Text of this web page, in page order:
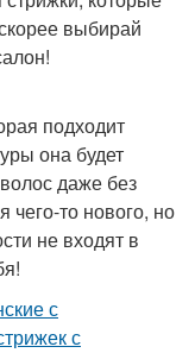
выбирай
подходит
она будет
даже без
чего-то нового, но
не входят в